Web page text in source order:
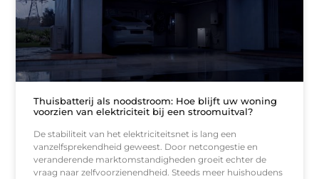
Thuisbatterij als noodstroom: Hoe blijft uw woning
voorzien van elektriciteit bij een stroomuitval?
De stabiliteit van het elektriciteitsnet is lang een
vanzelfsprekendheid geweest. Door netcongestie en
veranderende marktomstandigheden groeit echter de
vraag naar zelfvoorzienendheid. Steeds meer huishoudens